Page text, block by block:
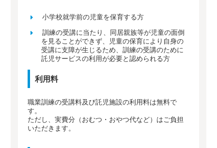
小学校就学前の児童を保育する方
訓練の受講に当たり、同居親族等が児童の面倒
を見ることができず、児童の保育により自身の
受講に支障が生じるため、訓練の受講のために
託児サービスの利用が必要と認められる方
利用料
職業訓練の受講料及び託児施設の利用料は無料で
す。
ただし、実費分（おむつ・おやつ代など）はご負担
いただきます。